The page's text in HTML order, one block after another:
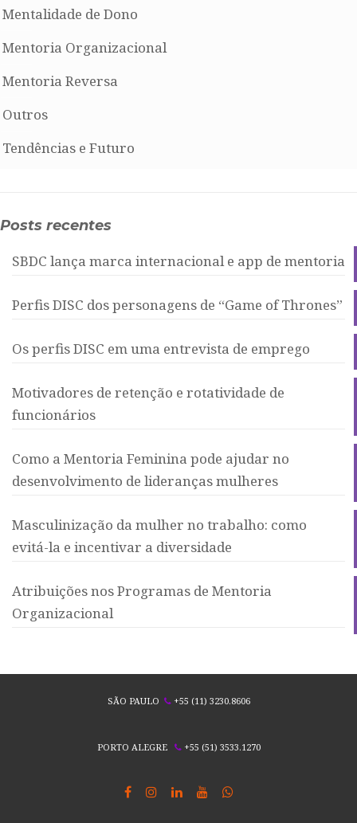
Mentalidade de Dono
Mentoria Organizacional
Mentoria Reversa
Outros
Tendências e Futuro
Posts recentes
SBDC lança marca internacional e app de mentoria
Perfis DISC dos personagens de “Game of Thrones”
Os perfis DISC em uma entrevista de emprego
Motivadores de retenção e rotatividade de
funcionários
Como a Mentoria Feminina pode ajudar no
desenvolvimento de lideranças mulheres
Masculinização da mulher no trabalho: como
evitá-la e incentivar a diversidade
Atribuições nos Programas de Mentoria
Organizacional
SÃO PAULO +55 (11) 3230.8606
PORTO ALEGRE +55 (51) 3533.1270